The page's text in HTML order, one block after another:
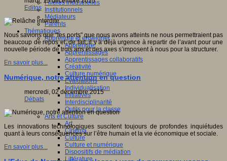
Filières industrielles
Institutionnels
Médiateurs
Parents
Thématiques
Apprendre et enseigner
Apprendre
Apprentissages
Apprentissages collaboratifs
Créativité
Culture numérique
Evaluations
Individualisation
Initiatives
Interdisciplinarité
Outils pour la classe
Arts et Culture
Art
Cinéma
Culture
Culture et numérique
Dispositifs de médiation
Littérature
Editos
Nous savions que "les ports" que nous avons atteints ne nous permettraient pas
beaucoup de repos et, de fait, il y a déjà urgence à repartir de l’avant pour une
nouvelle période de trois ans et des axes s’imposent à nous pour la structurer.
En savoir plus...
Numérique, notre attention en question
mercredi, 02 décembre 2015
Débats
Les innovations technologiques suscitent toujours de profondes inquiétudes
quant à leurs conséquences sur l’être humain et la vie économique et sociale.
En savoir plus...